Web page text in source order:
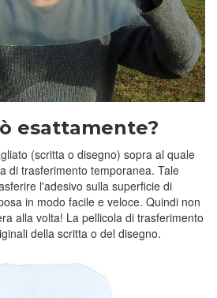
esattamente?
(scritta o disegno) sopra al quale
di trasferimento temporanea. Tale
l'adesivo sulla superficie di
in modo facile e veloce. Quindi non
alla volta! La pellicola di trasferimento
della scritta o del disegno.